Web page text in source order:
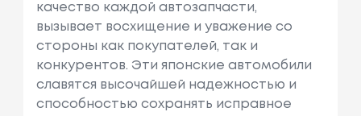
качество каждой автозапчасти,
вызывает восхищение и уважение со
стороны как покупателей, так и
конкурентов. Эти японские автомобили
славятся высочайшей надежностью и
способностью сохранять исправное